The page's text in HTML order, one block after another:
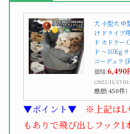
犬 小型犬 中
け ドライブ
ド カドラー
ド 〜10Kg
コーデュラ
価格:6,490
(2022/11/27
感想(450件)
▼ポイント▼ ※上記はL
もありで飛び出しフック1